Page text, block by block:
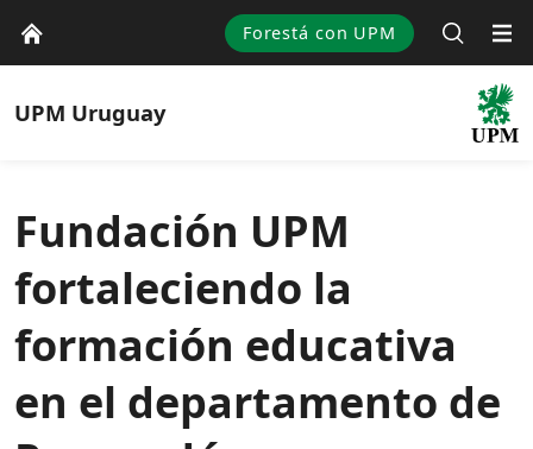
Forestá con UPM
UPM Uruguay
Fundación UPM
fortaleciendo la
formación educativa
en el departamento de